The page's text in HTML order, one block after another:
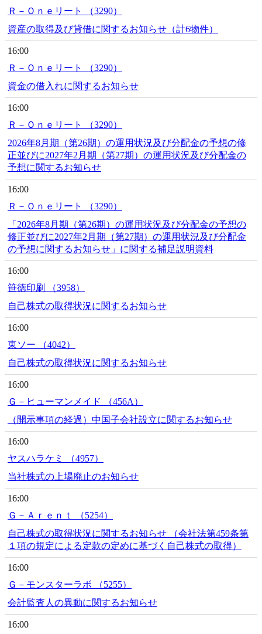
Ｒ－Ｏｎｅリート （3290）
資産の取得及び貸借に関するお知らせ（計6物件）
16:00
Ｒ－Ｏｎｅリート （3290）
資金の借入れに関するお知らせ
16:00
Ｒ－Ｏｎｅリート （3290）
2026年8月期（第26期）の運用状況及び分配金の予想の修
正並びに2027年2月期（第27期）の運用状況及び分配金の
予想に関するお知らせ
16:00
Ｒ－Ｏｎｅリート （3290）
「2026年8月期（第26期）の運用状況及び分配金の予想の
修正並びに2027年2月期（第27期）の運用状況及び分配金
の予想に関するお知らせ」に関する補足説明資料
16:00
笹徳印刷 （3958）
自己株式の取得状況に関するお知らせ
16:00
東ソー （4042）
自己株式の取得状況に関するお知らせ
16:00
Ｇ－ヒューマンメイド （456A）
（開示事項の経過）中国子会社設立に関するお知らせ
16:00
ヤスハラケミ （4957）
当社株式の上場廃止のお知らせ
16:00
Ｇ－Ａｒｅｎｔ （5254）
自己株式の取得状況に関するお知らせ （会社法第459条第
１項の規定による定款の定めに基づく自己株式の取得）
16:00
Ｇ－モンスターラボ （5255）
会計監査人の異動に関するお知らせ
16:00